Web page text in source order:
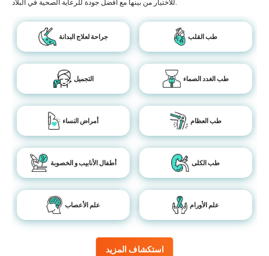
استكشاف المزيد
للاختيار من بينها مع أفضل جودة للرعاية الصحية في البلاد.
جراحة لعلاج البدانة طب القلب
التجميل طب الغدد الصماء
أمراض النساء طب العظام
أطفال الأنابيب و الخصوبة طب الكلى
علم الأعصاب علم الأورام